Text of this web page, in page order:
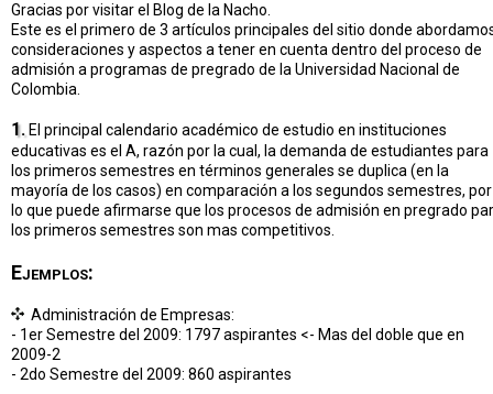
Gracias por visitar el Blog de la Nacho.
Este es el primero de 3 artículos principales del sitio donde
consideraciones y aspectos a tener en cuenta dentro del proceso de
admisión a programas de pregrado de la Universidad Nacional de
Colombia.
1. El principal calendario académico de estudio en instituciones
educativas es el A, razón por la cual, la demanda de estudiantes para
los primeros semestres en términos generales se duplica (en la
mayoría de los casos) en comparación a los segundos semestres, por
lo que puede afirmarse que los procesos de admisión en pregrado
los primeros semestres son mas competitivos.
Ejemplos:
Administración de Empresas:
- 1er Semestre del 2009: 1797 aspirantes <- Mas del doble que en
2009-2
- 2do Semestre del 2009: 860 aspirantes